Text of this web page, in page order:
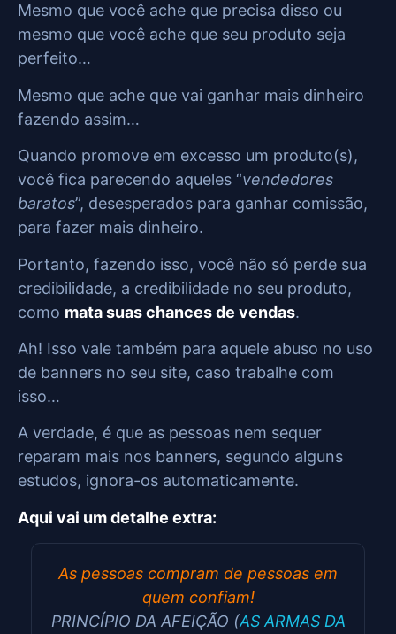
Mesmo que você ache que precisa disso ou
mesmo que você ache que seu produto seja
perfeito…
Mesmo que ache que vai ganhar mais dinheiro
fazendo assim…
Quando promove em excesso um produto(s),
você fica parecendo aqueles “vendedores
baratos”, desesperados para ganhar comissão,
para fazer mais dinheiro.
Portanto, fazendo isso, você não só perde sua
credibilidade, a credibilidade no seu produto,
como mata suas chances de vendas.
Ah! Isso vale também para aquele abuso no uso
de banners no seu site, caso trabalhe com
isso…
A verdade, é que as pessoas nem sequer
reparam mais nos banners, segundo alguns
estudos, ignora-os automaticamente.
Aqui vai um detalhe extra:
As pessoas compram de pessoas em
quem confiam!
PRINCÍPIO DA AFEIÇÃO (AS ARMAS DA